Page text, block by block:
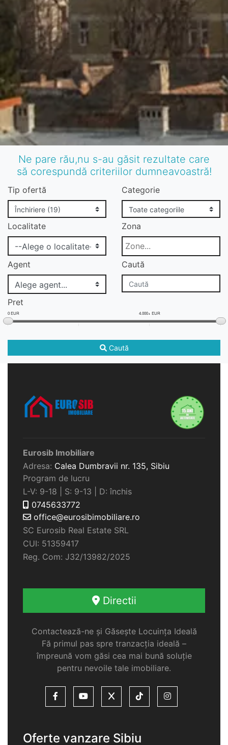
Ne pare rău,nu s-au găsit rezultate care
să corespundă criteriilor dumneavoastră!
Tip ofertă Categorie
Localitate Zona
Agent Caută
Pret
0 EUR 4.000+ EUR
Caută
Eurosib Imobiliare
Adresa: Calea Dumbravii nr. 135, Sibiu
Program de lucru
L-V: 9-18 | S: 9-13 | D: închis
0745633772
office@eurosibimobiliare.ro
SC Eurosib Real Estate SRL
CUI: 51359417
Reg. Com: J32/13982/2025
Directii
Contactează-ne și Găsește Locuința Ideală
Fă primul pas spre tranzacția ideală –
împreună vom găsi cea mai bună soluție
pentru nevoile tale imobiliare.
Oferte vanzare Sibiu